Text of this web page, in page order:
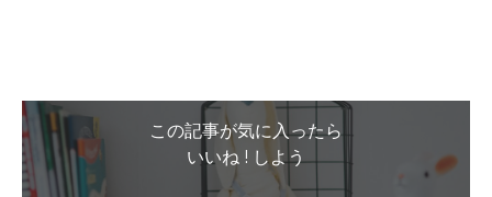
この記事が気に入ったら
いいね ! しよう